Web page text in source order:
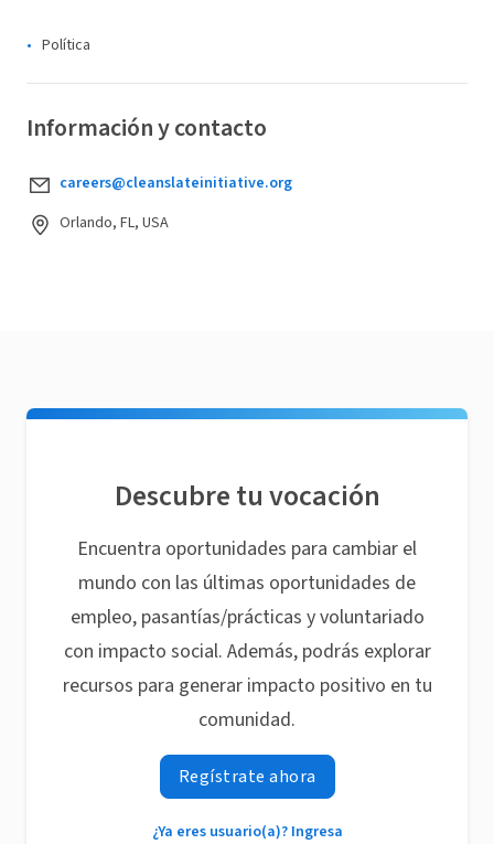
Política
Información y contacto
careers@cleanslateinitiative.org
Orlando, FL, USA
Descubre tu vocación
Encuentra oportunidades para cambiar el
mundo con las últimas oportunidades de
empleo, pasantías/prácticas y voluntariado
con impacto social. Además, podrás explorar
recursos para generar impacto positivo en tu
comunidad.
Regístrate ahora
¿Ya eres usuario(a)? Ingresa